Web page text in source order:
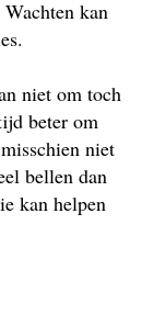
kan
niet om toch
beter om
niet
bellen dan
kan helpen